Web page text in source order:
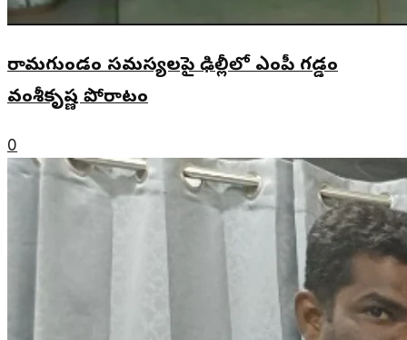
రామగుండం సమస్యలపై ఢిల్లీలో ఎంపీ గడ్డం
వంశీకృష్ణ పోరాటం
0